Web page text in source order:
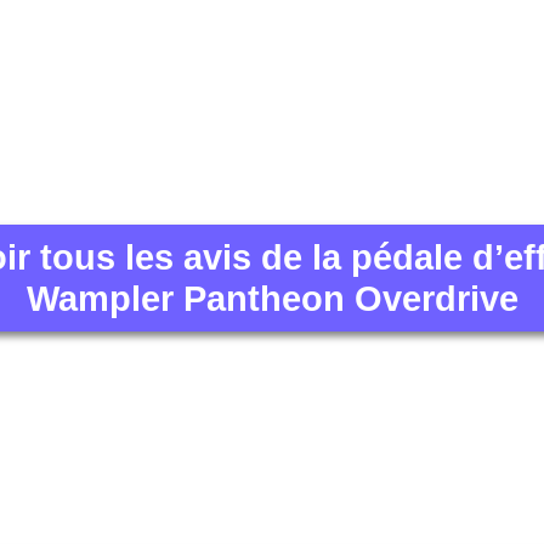
tous les avis de la pédale
Wampler Pantheon Overdrive